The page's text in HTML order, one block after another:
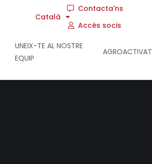
Català
Contacta'ns
Accés socis
UNEIX-TE AL NOSTRE
EQUIP
AGROACTIVAT